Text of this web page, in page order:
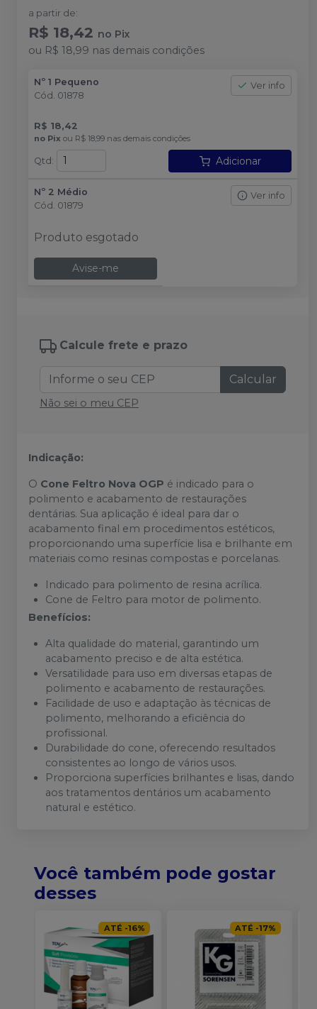
a partir de:
R$ 18,42 no Pix
ou R$ 18,99 nas demais condições
Nº 1 Pequeno
Cód. 01878
Ver info
R$ 18,42
no Pix ou R$ 18,99 nas demais condições
Qtd : Adicionar
Nº 2 Médio
Cód. 01879
Ver info
Produto esgotado
Avise-me
Calcule frete e prazo
Calcular
Não sei o meu CEP
Indicação:
O Cone Feltro Nova OGP é indicado para o
polimento e acabamento de restaurações
dentárias. Sua aplicação é ideal para dar o
acabamento final em procedimentos estéticos,
proporcionando uma superfície lisa e brilhante em
materiais como resinas compostas e porcelanas.
Indicado para polimento de resina acrílica.
Cone de Feltro para motor de polimento.
Benefícios:
Alta qualidade do material, garantindo um
acabamento preciso e de alta estética.
Versatilidade para uso em diversas etapas de
polimento e acabamento de restaurações.
Facilidade de uso e adaptação às técnicas de
polimento, melhorando a eficiência do
profissional.
Durabilidade do cone, oferecendo resultados
consistentes ao longo de vários usos.
Proporciona superfícies brilhantes e lisas, dando
aos tratamentos dentários um acabamento
natural e estético.
Você também pode gostar
desses
ATÉ -16% ATÉ -17%